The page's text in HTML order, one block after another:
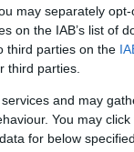
may separately
on the IAB’s list of
third parties on the
third parties.
and may
You may
for below
színész
a
folyik a
két év múlva